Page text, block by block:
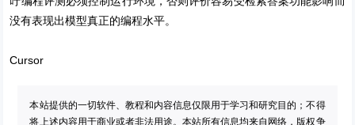
没有表现出模型真正的编程水平。
Cursor
本站提供的一切软件、教程和内容信息仅限用于学习和研究目的；不得
将上述内容用于商业或者非法用途。本站所有信息均来自网络，版权争